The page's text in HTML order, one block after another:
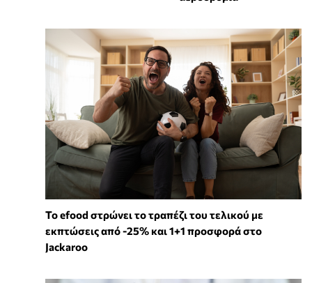
Το efood στρώνει το τραπέζι του τελικού με
εκπτώσεις από -25% και 1+1 προσφορά στο
Jackaroo